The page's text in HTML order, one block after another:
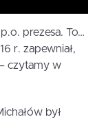
prezesa. To…
r. zapewniał,
czytamy w
był